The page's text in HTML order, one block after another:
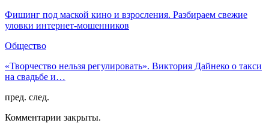
Фишинг под маской кино и взросления. Разбираем свежие
уловки интернет-мошенников
Общество
«Творчество нельзя регулировать». Виктория Дайнеко о такси
на свадьбе и…
пред. след.
Комментарии закрыты.